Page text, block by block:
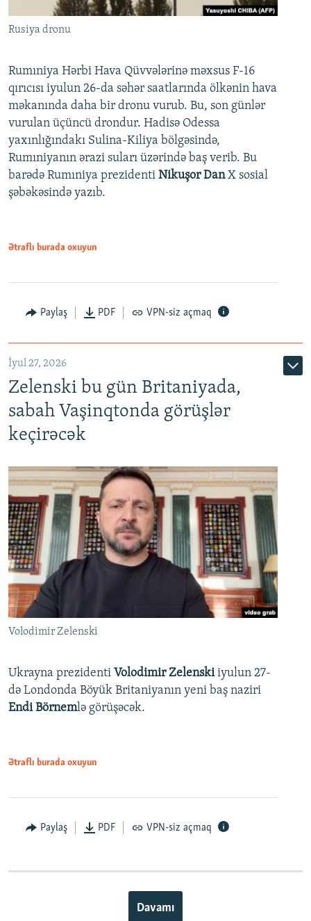
Rusiya dronu
Rumıniya Hərbi Hava Qüvvələrinə məxsus F-16
qırıcısı iyulun 26-da səhər saatlarında ölkənin hava
məkanında daha bir dronu vurub. Bu, son günlər
vurulan üçüncü drondur. Hadisə Odessa
yaxınlığındakı Sulina-Kiliya bölgəsində,
Rumıniyanın ərazi suları üzərində baş verib. Bu
barədə Rumıniya prezidenti Nikuşor DanX sosial
şəbəkəsində yazıb.
Ətraflı burada oxuyun
Paylaş PDF VPN-siz açmaq
İyul 27, 2026
Zelenski bu gün Britaniyada,
sabah Vaşinqtonda görüşlər
keçirəcək
Volodimir Zelenski
Ukrayna prezidenti Volodimir Zelenskiiyulun 27-
də Londonda Böyük Britaniyanın yeni baş naziri
Endi Börnemlə görüşəcək.
Ətraflı burada oxuyun
Paylaş PDF VPN-siz açmaq
Davamı